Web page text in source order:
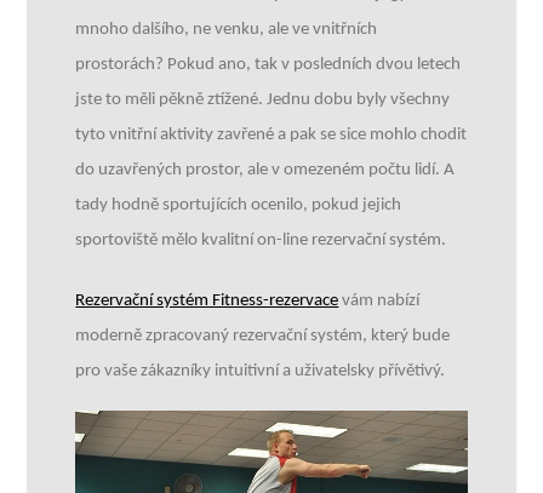
mnoho dalšího, ne venku, ale ve vnitřních
prostorách? Pokud ano, tak v posledních dvou letech
jste to měli pěkně ztížené. Jednu dobu byly všechny
tyto vnitřní aktivity zavřené a pak se sice mohlo chodit
do uzavřených prostor, ale v omezeném počtu lidí. A
tady hodně sportujících ocenilo, pokud jejich
sportoviště mělo kvalitní on-line rezervační systém.
Rezervační systém Fitness-rezervace vám nabízí
moderně zpracovaný rezervační systém, který bude
pro vaše zákazníky intuitivní a uživatelsky přívětivý.